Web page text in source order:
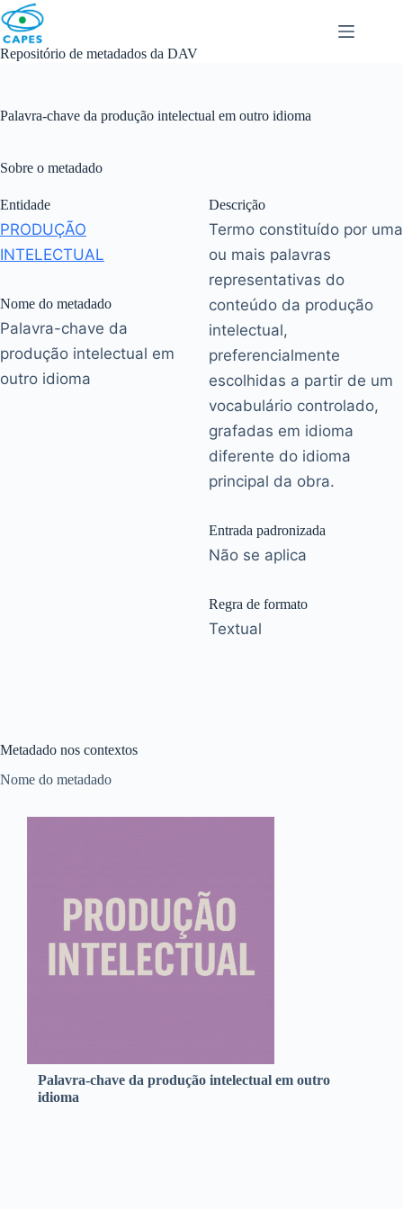
Skip
to
content
Repositório de metadados da DAV
Palavra-chave da produção intelectual em outro idioma
Sobre o metadado
Entidade
PRODUÇÃO
INTELECTUAL
Nome do metadado
Palavra-chave da
produção intelectual em
outro idioma
Descrição
Termo constituído por uma
ou mais palavras
representativas do
conteúdo da produção
intelectual,
preferencialmente
escolhidas a partir de um
vocabulário controlado,
grafadas em idioma
diferente do idioma
principal da obra.
Entrada padronizada
Não se aplica
Regra de formato
Textual
Metadado nos contextos
Nome do metadado
Palavra-chave da produção intelectual em outro
idioma